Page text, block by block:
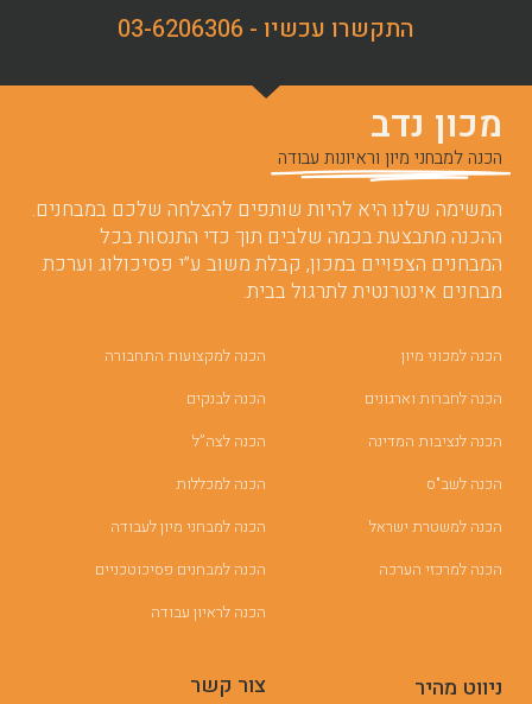
התקשרו עכשיו - 03-6206306
מכון נדב
הכנה למבחני מיון וראיונות עבודה
המשימה שלנו היא להיות שותפים להצלחה שלכם במבחנים.
ההכנה מתבצעת בכמה שלבים תוך כדי התנסות בכל
המבחנים הצפויים במכון, קבלת משוב ע”י פסיכולוג וערכת
מבחנים אינטרנטית לתרגול בבית.
הכנה למכוני מיון
הכנה לחברות וארגונים
הכנה לנציבות המדינה
הכנה לשב"ס
הכנה למשטרת ישראל
הכנה למרכזי הערכה
הכנה למקצועות התחבורה
הכנה לבנקים
הכנה לצה”ל
הכנה למכללות
הכנה למבחני מיון לעבודה
הכנה למבחנים פסיכוטכניים
הכנה לראיון עבודה
ניווט מהיר צור קשר